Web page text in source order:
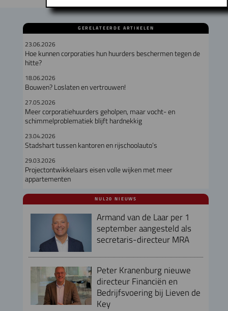
GERELATEERDE ARTIKELEN
23.06.2026
Hoe kunnen corporaties hun huurders beschermen tegen de
hitte?
18.06.2026
Bouwen? Loslaten en vertrouwen!
27.05.2026
Meer corporatiehuurders geholpen, maar vocht- en
schimmelproblematiek blijft hardnekkig
23.04.2026
Stadshart tussen kantoren en rijschoolauto’s
29.03.2026
Projectontwikkelaars eisen volle wijken met meer
appartementen
NUL20 NIEUWS
Armand van de Laar per 1
september aangesteld als
secretaris-directeur MRA
Peter Kranenburg nieuwe
directeur Financiën en
Bedrijfsvoering bij Lieven de
Key